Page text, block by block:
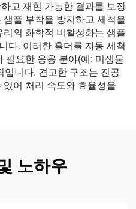
고 재현 가능한 결과를 보장
플 부착을 방지하고 세척을
의 화학적 비활성화는 샘플
다. 이러한 홀더를 자동 세척
필요한 응용 분야(예: 미생물
니다. 견고한 구조는 진공
어 처리 속도와 효율성을
노하우